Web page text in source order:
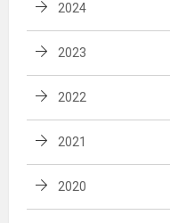
2024
2023
2022
2021
2020